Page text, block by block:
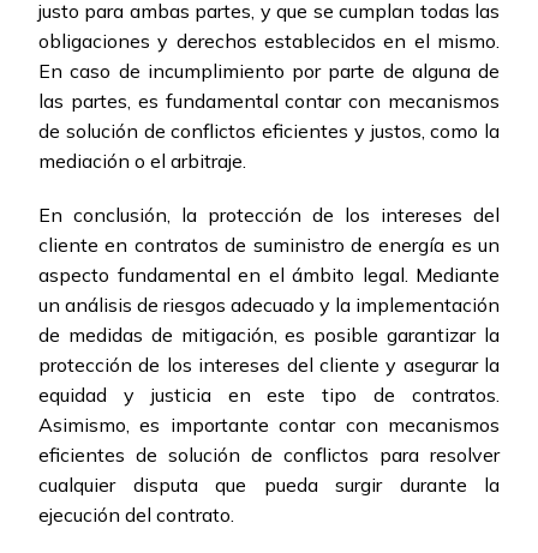
justo para ambas partes, y que se cumplan todas las
obligaciones y derechos establecidos en el mismo.
En caso de incumplimiento por parte de alguna de
las partes, es fundamental contar con mecanismos
de solución de conflictos eficientes y justos, como la
mediación o el arbitraje.
En conclusión, la protección de los intereses del
cliente en contratos de suministro de energía es un
aspecto fundamental en el ámbito legal. Mediante
un análisis de riesgos adecuado y la implementación
de medidas de mitigación, es posible garantizar la
protección de los intereses del cliente y asegurar la
equidad y justicia en este tipo de contratos.
Asimismo, es importante contar con mecanismos
eficientes de solución de conflictos para resolver
cualquier disputa que pueda surgir durante la
ejecución del contrato.